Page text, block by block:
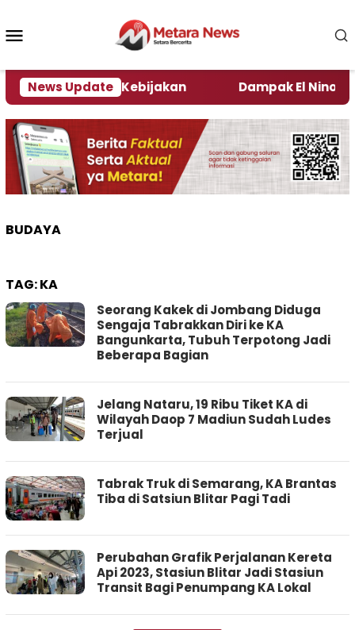
konten
News Update
Pengamat Kebijakan Dampak El Nino,
BUDAYA
TAG:KA
Seorang Kakek di Jombang Diduga
Sengaja Tabrakkan Diri ke KA
Bangunkarta, Tubuh Terpotong Jadi
Beberapa Bagian
Jelang Nataru, 19 Ribu Tiket KA di
Wilayah Daop 7 Madiun Sudah Ludes
Terjual
Tabrak Truk di Semarang, KA Brantas
Tiba di Satsiun Blitar Pagi Tadi
Perubahan Grafik Perjalanan Kereta
Api 2023, Stasiun Blitar Jadi Stasiun
Transit Bagi Penumpang KA Lokal